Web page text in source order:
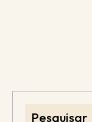
Pesquisar